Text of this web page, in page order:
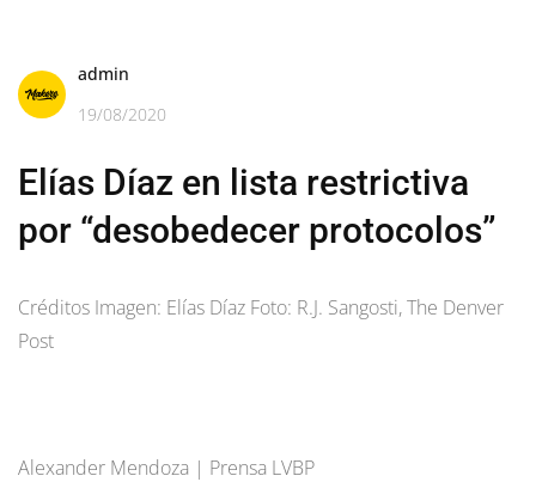
admin
19/08/2020
Elías Díaz en lista restrictiva
por “desobedecer protocolos”
Créditos Imagen: Elías Díaz Foto: R.J. Sangosti, The Denver
Post
Alexander Mendoza | Prensa LVBP